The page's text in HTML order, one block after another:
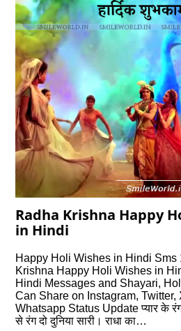
Radha Krishna Happy
in Hindi
Happy Holi Wishes in Hindi Sms
Krishna Happy Holi Wishes in
Hindi Messages and Shayari,
Can Share on Instagram, Twitter,
Whatsapp Status Update प्‍यार के
से रंग दो दुनिया सारी। राधा का…